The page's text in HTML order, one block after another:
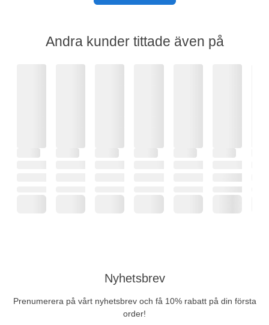
Andra kunder tittade även på
Nyhetsbrev
Prenumerera på vårt nyhetsbrev och få 10% rabatt på din första
order!